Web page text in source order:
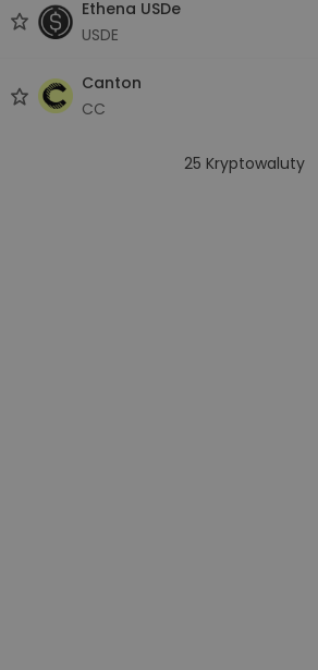
Ethena USDe
USDE
Canton
CC
25 Kryptowaluty